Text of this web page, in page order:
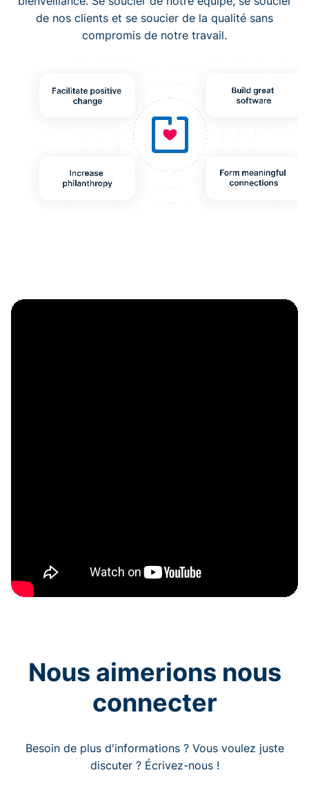
de nos clients et se soucier de la qualité sans
compromis de notre travail.
Nous aimerions nous
connecter
Besoin de plus d'informations ? Vous voulez juste
discuter ? Écrivez-nous !